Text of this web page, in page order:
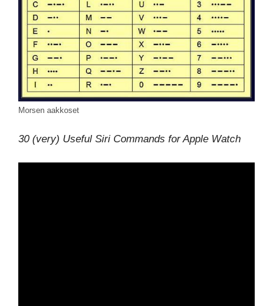
Morsen aakkoset
30 (very) Useful Siri Commands for Apple Watch